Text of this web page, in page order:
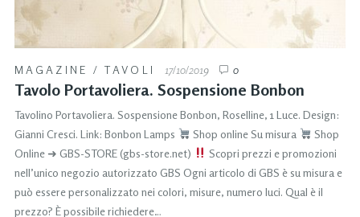
MAGAZINE /TAVOLI 17/10/2019 0
Tavolo Portavoliera. Sospensione Bonbon
Tavolino Portavoliera. Sospensione Bonbon, Roselline, 1 Luce. Design:
Gianni Cresci. Link: Bonbon Lamps
Shop online Su misura
Shop
Online ➜ GBS-STORE (gbs-store.net)
Scopri prezzi e promozioni
nell’unico negozio autorizzato GBS Ogni articolo di GBS è su misura e
può essere personalizzato nei colori, misure, numero luci. Qual è il
prezzo? È possibile richiedere…